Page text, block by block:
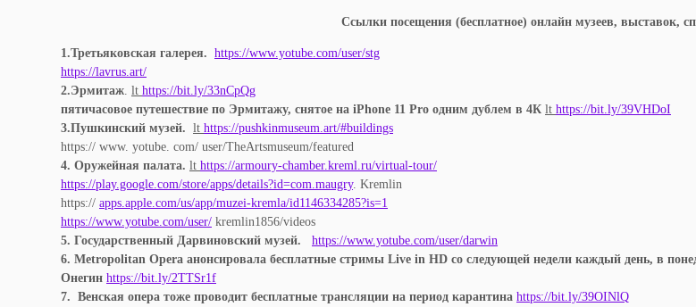
Ссылки посещения (бесплатное) онлайн музеев, выставок,
1.Третьяковская галерея. https://www.yotube.com/user/stg
https://lavrus.art/
2.Эрмитаж lt https://bit.ly/33nCpQg
пятичасовое путешествие по Эрмитажу, снятое на iPhone 11 Pro одним дублем в 4К lt https://bit.ly/39VHDoI
3.Пушкинский музей. lt https://pushkinmuseum.art/#buildings
https:// www. yotube. com/ user/TheArtsmuseum/featured
4. Оружейная палата. lt https://armoury-chamber.kreml.ru/virtual-tour/
https://play.google.com/store/apps/details?id=com.maugry. Kremlin
https:// apps.apple.com/us/app/muzei-kremla/id1146334285?is=1
https://www.yotube.com/user/ kremlin1856/videos
5. Государственный Дарвиновский музей. https://www.yotube.com/user/darwin
6. Metropolitan Opera анонсировала бесплатные стримы Live in HD со следующей недели каждый день, в
Онегин https://bit.ly/2TTSr1f
7. Венская опера тоже проводит бесплатные трансляции на период карантина https://bit.ly/39OINlQ